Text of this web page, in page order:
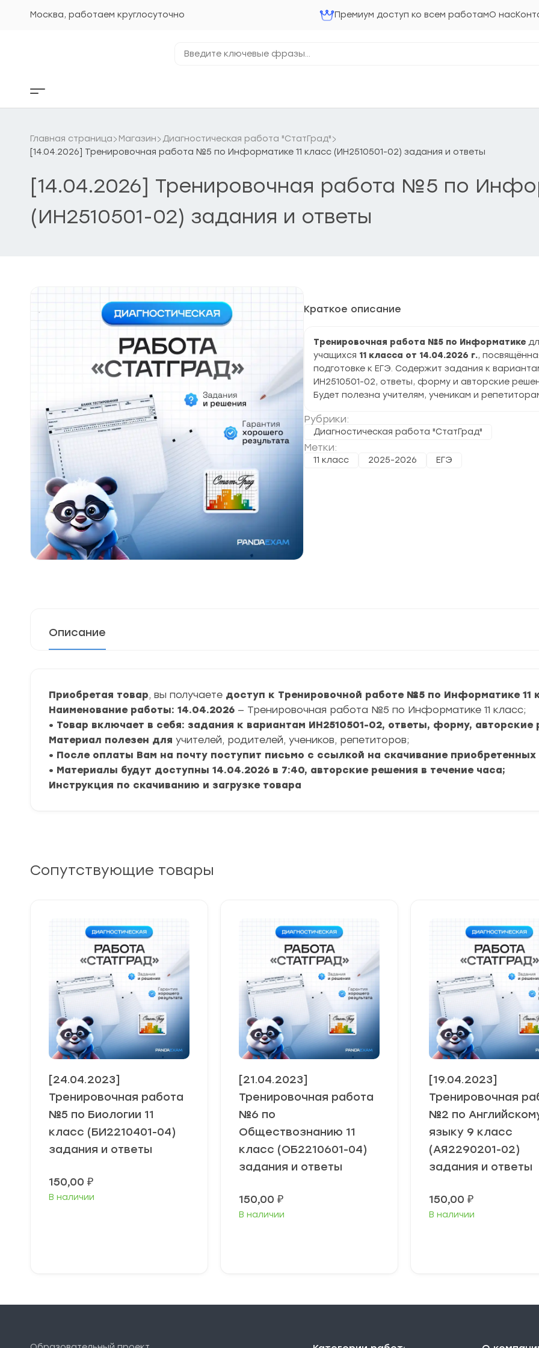
Москва, работаем круглосуточно Премиум доступ ко всем работамО нас
ключевые
Кнопка
бокового
Главная страница Магазин
Диагностическая работа "СтатГрад"
[14.04.2026] Тренировочная работа №5 по Информатике 11 класс (ИН2510501-02) задания и ответы
[14.04.2026] Тренировочная работа №5 по
(ИН2510501-02) задания и ответы
Краткое описание
Тренировочная работа №5 по Информатике
учащихся 11 класса от 14.04.2026 г.,
подготовке к ЕГЭ. Содержит задания к
ИН2510501-02, ответы, форму и авторские
Будет полезна учителям, ученикам и
Рубрики:
Диагностическая работа "СтатГрад"
Метки:
11 класс 2025-2026 ЕГЭ
Описание
Приобретая товар, вы получаете доступ к Тренировочной работе №5 по Информатике 11
Наименование работы: 14.04.2026 — Тренировочная работа №5 по Информатике 11 класс;
• Товар включает в себя: задания к вариантам ИН2510501-02, ответы, форму, авторские
Материал полезен для учителей, родителей, учеников, репетиторов;
• После оплаты Вам на почту поступит письмо с ссылкой на скачивание приобретенных
• Материалы будут доступны 14.04.2026 в 7:40, авторские решения в течение часа;
Инструкция по скачиванию и загрузке товара
Сопутствующие товары
[24.04.2023]
Тренировочная работа
№5 по Биологии 11
класс (БИ2210401-04)
задания и ответы
150,00 ₽
В наличии
[21.04.2023]
Тренировочная работа
№6 по
Обществознанию 11
класс (ОБ2210601-04)
задания и ответы
150,00 ₽
В наличии
[19.04.2023]
Тренировочная
№2 по
языку 9 класс
(АЯ2290201-02)
задания и ответы
150,00 ₽
В наличии